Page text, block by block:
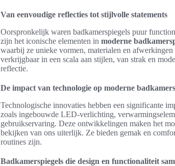
Van eenvoudige reflecties tot stijlvolle statements
Oorspronkelijk waren badkamerspiegels puur
zijn het iconische elementen in moderne
waarbij ze unieke vormen, materialen en
verkrijgbaar in een scala aan stijlen, van strak en
reflectie.
De impact van technologie op moderne
Technologische innovaties hebben een significante
zoals ingebouwde LED-verlichting,
gebruikservaring. Deze ontwikkelingen maken het
bekijken van ons uiterlijk. Ze bieden gemak en
routines zijn.
Badkamerspiegels die design en functionaliteit